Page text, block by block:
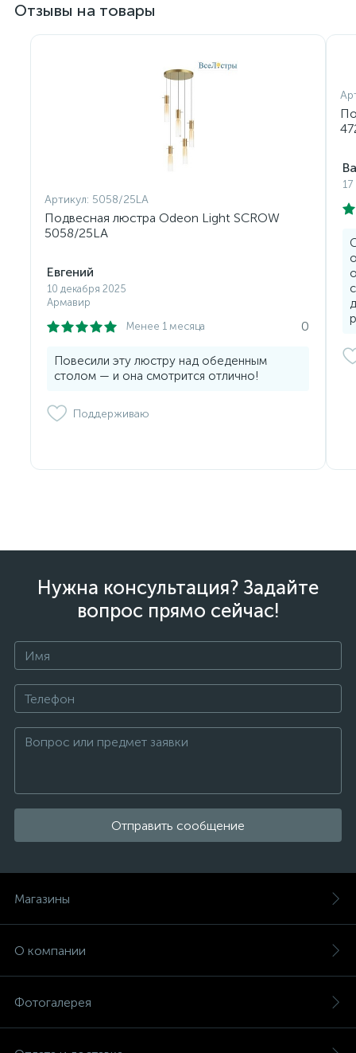
Отзывы на товары
Артикул: 5058/25LA
Подвесная люстра Odeon Light SCROW
5058/25LA
Евгений
10 декабря 2025
Армавир
Менее 1 месяца
0
Повесили эту люстру над обеденным
столом — и она смотрится отлично!
Поддерживаю
Нужна консультация? Задайте
вопрос прямо сейчас!
Отправить сообщение
Магазины
О компании
Фотогалерея